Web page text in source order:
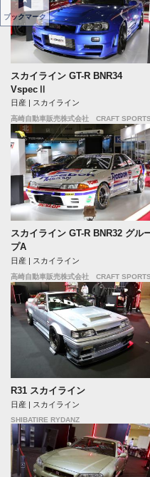
スカイライン GT-R BNR34
VspecⅡ
日産 | スカイライン
高崎自動車販売株式会社 CRAFT SPORTS
スカイライン GT-R BNR32 グル
プA
日産 | スカイライン
高崎自動車販売株式会社 CRAFT SPORTS
R31 スカイライン
日産 | スカイライン
SHIBATIRE RYDANZ
ブックマーク